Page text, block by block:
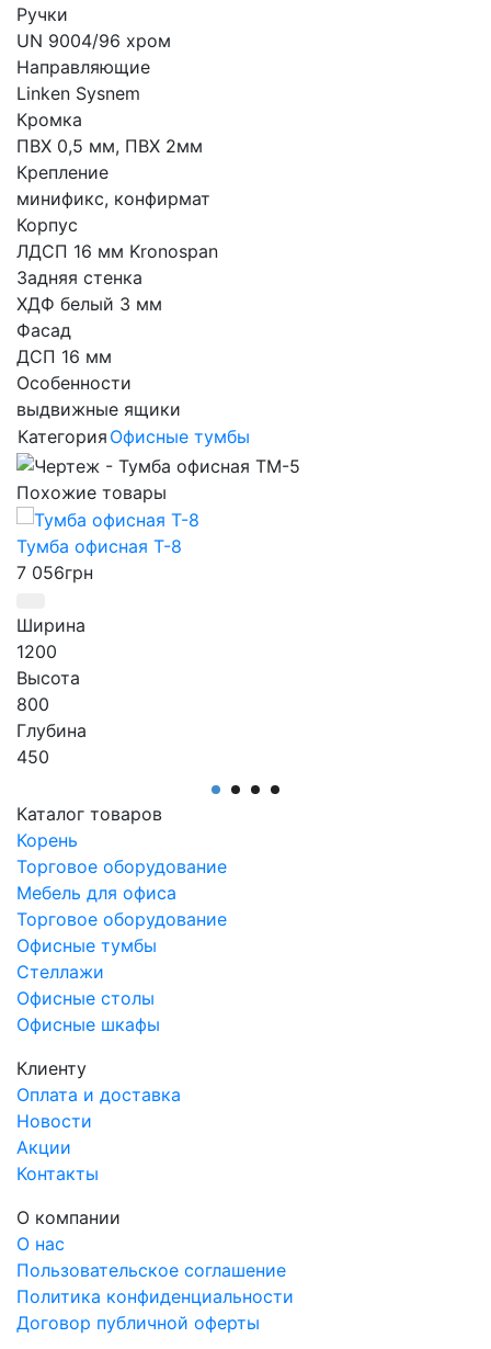
Ручки
UN 9004/96 хром
Направляющие
Linken Sysnem
Кромка
ПВХ 0,5 мм, ПВХ 2мм
Крепление
минификс, конфирмат
Корпус
ЛДСП 16 мм Kronospan
Задняя стенка
ХДФ белый 3 мм
Фасад
ДСП 16 мм
Особенности
выдвижные ящики
Категория Офисные тумбы
Похожие товары
Тумба офисная Т-8
7 056грн
Ширина
1200
Высота
800
Глубина
450
Серия Персонал
Артикул
Т-8
Каталог товаров
Корень
Торговое оборудование
Мебель для офиса
Торговое оборудование
Офисные тумбы
Стеллажи
Офисные столы
Офисные шкафы
Клиенту
Оплата и доставка
Новости
Акции
Контакты
О компании
О нас
Пользовательское соглашение
Политика конфиденциальности
Договор публичной оферты